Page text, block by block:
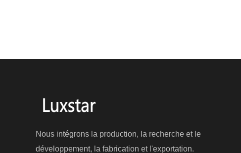
Nous intégrons la production, la recherche et le
développement, la fabrication et l'exportation.